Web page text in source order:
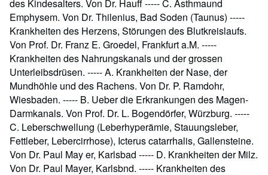
des Kindesalters. Von Dr. Hauff ----- C. Asthmaund
Emphysem. Von Dr. Thilenius, Bad Soden (Taunus) -----
Krankheiten des Herzens, Störungen des Blutkreislaufs.
Von Prof. Dr. Franz E. Groedel, Frankfurt a.M. -----
Krankheiten des Nahrungskanals und der grossen
Unterleibsdrüsen. ----- A. Krankheiten der Nase, der
Mundhöhle und des Rachens. Von Dr. P. Ramdohr,
Wiesbaden. ----- B. Ueber die Erkrankungen des Magen-
Darmkanals. Von Prof. Dr. L. Bogendörfer, Würzburg. -----
C. Leberschwellung (Leberhyperämie, Stauungsleber,
Fettleber, Lebercirrhose), Icterus catarrhalis, Gallensteine.
Von Dr. Paul May er, Karlsbad ----- D. Krankheiten der Milz.
Von Dr. Paul Mayer, Karlsbnd. ----- Krankheiten des